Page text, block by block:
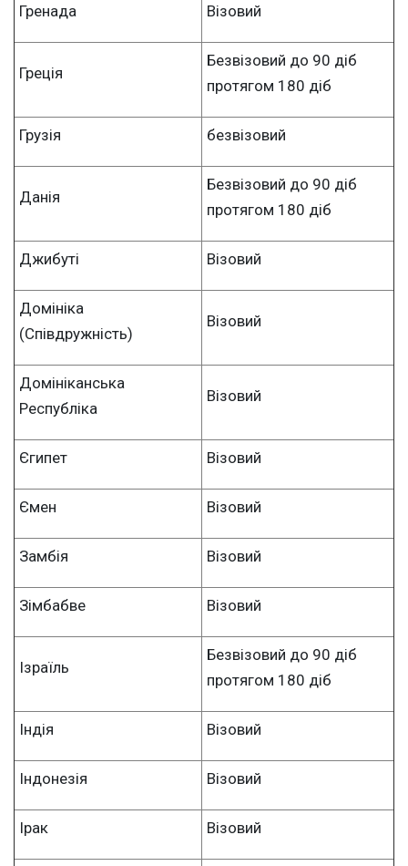
Гренада Візовий
Греція
Безвізовий до 90 діб
протягом 180 діб
Грузія безвізовий
Данія
Безвізовий до 90 діб
протягом 180 діб
Джибуті Візовий
Домініка
(Співдружність)
Візовий
Домініканська
Республіка
Візовий
Єгипет Візовий
Ємен Візовий
Замбія Візовий
Зімбабве Візовий
Ізраїль
Безвізовий до 90 діб
протягом 180 діб
Індія Візовий
Індонезія Візовий
Ірак Візовий